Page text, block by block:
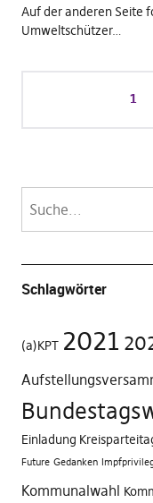
Auf der anderen Seite
Umweltschützer…
1
Schlagwörter
(a)KPT 2021
Einladung
Future Gedanken
Kommunalwahl